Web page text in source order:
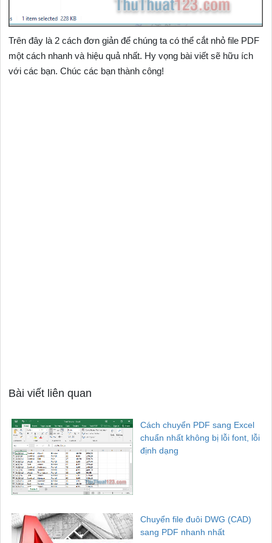
Trên đây là 2 cách đơn giản để chúng ta có thể cắt nhỏ file PDF
một cách nhanh và hiệu quả nhất. Hy vọng bài viết sẽ hữu ích
với các bạn. Chúc các bạn thành công!
Bài viết liên quan
Cách chuyển PDF sang Excel
chuẩn nhất không bị lỗi font, lỗi
định dạng
Chuyển file đuôi DWG (CAD)
sang PDF nhanh nhất